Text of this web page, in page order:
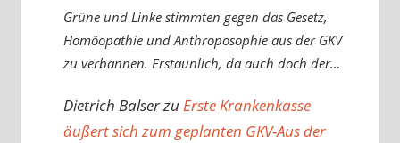
Grüne und Linke stimmten gegen das Gesetz,
Homöopathie und Anthroposophie aus der GKV
zu verbannen. Erstaunlich, da auch doch der…
Dietrich BalserzuErste Krankenkasse
äußert sich zum geplanten GKV-Aus der